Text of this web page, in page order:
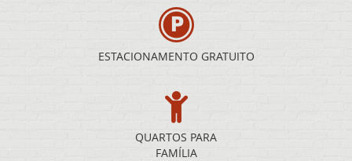
ESTACIONAMENTO GRATUITO
QUARTOS PARA
FAMÍLIA